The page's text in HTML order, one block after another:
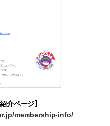
介ページ】
membership-info/